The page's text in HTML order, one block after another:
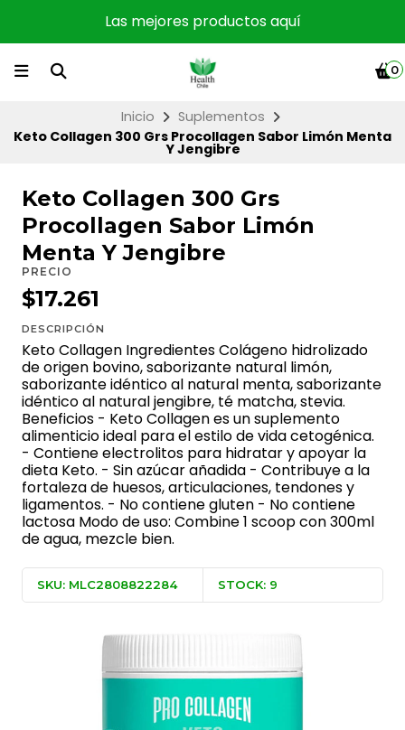
Las mejores productos aquí
0
Inicio
Suplementos
Keto Collagen 300 Grs Procollagen Sabor Limón Menta
Y Jengibre
Keto Collagen 300 Grs
Procollagen Sabor Limón
Menta Y Jengibre
PRECIO
$17.261
DESCRIPCIÓN
Keto Collagen Ingredientes Colágeno hidrolizado
de origen bovino, saborizante natural limón,
saborizante idéntico al natural menta, saborizante
idéntico al natural jengibre, té matcha, stevia.
Beneficios - Keto Collagen es un suplemento
alimenticio ideal para el estilo de vida cetogénica.
- Contiene electrolitos para hidratar y apoyar la
dieta Keto. - Sin azúcar añadida - Contribuye a la
fortaleza de huesos, articulaciones, tendones y
ligamentos. - No contiene gluten - No contiene
lactosa Modo de uso: Combine 1 scoop con 300ml
de agua, mezcle bien.
SKU: MLC2808822284 STOCK: 9